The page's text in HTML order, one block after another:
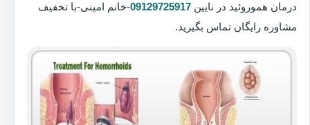
درمان هموروئید در نایین 09129725917-خانم امینی-با تخفیف
مشاوره رایگان تماس بگیرید.